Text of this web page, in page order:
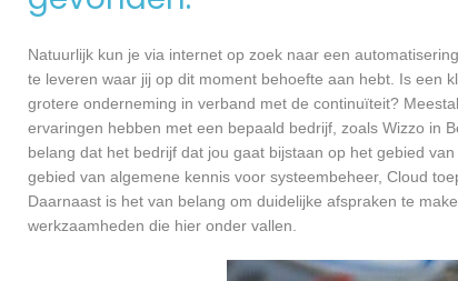
Natuurlijk kun je via internet op zoek naar een
te leveren waar jij op dit moment behoefte aan hebt. Is een
grotere onderneming in verband met de continuïteit?
ervaringen hebben met een bepaald bedrijf, zoals Wizzo in
belang dat het bedrijf dat jou gaat bijstaan op het gebied
gebied van algemene kennis voor systeembeheer, Cloud
Daarnaast is het van belang om duidelijke afspraken te
werkzaamheden die hier onder vallen.